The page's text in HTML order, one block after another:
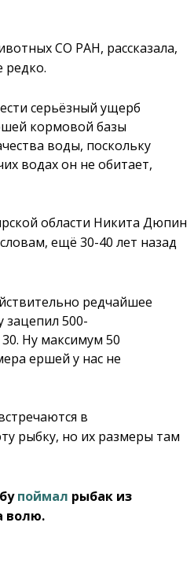
СО РАН, рассказала,
редко.
серьёзный ущерб
кормовой базы
воды, поскольку
водах он не обитает,
области Никита Дюпин
ещё 30-40 лет назад
редчайшее
зацепил 500-
Ну максимум 50
ершей у нас не
в
рыбку, но их размеры там
поймал рыбак из
волю.